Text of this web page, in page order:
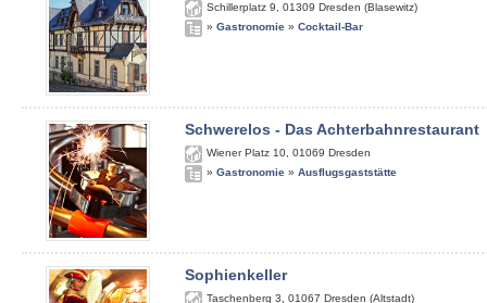
Schillerplatz 9 01309 Dresden (Blasewitz)
» Gastronomie » Cocktail-Bar
Schwerelos - Das Achterbahnrestaurant
Wiener Platz 10 01069 Dresden
» Gastronomie » Ausflugsgaststätte
Sophienkeller
Taschenberg 3 01067 Dresden (Altstadt)